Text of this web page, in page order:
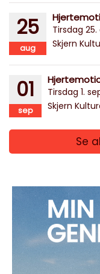
25
aug
Tirsdag
Skjern
01
sep
Tirsdag 1.
Skjern
Se